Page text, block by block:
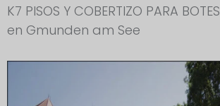
K7 PISOS Y COBERTIZO PARA BOTES
en Gmunden am See